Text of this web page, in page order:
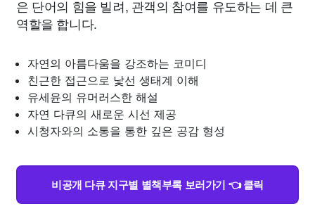
은 단어의 힘을 빌려, 관객의 참여를 유도하는 데 큰
역할을 합니다.
자연의 아름다움을 강조하는 코미디
친근한 접근으로 낯선 생태계 이해
유세윤의 유머러스한 해설
자연 다큐의 새로운 시선 제공
시청자와의 소통을 통한 깊은 공감 형성
비공개 다큐 지구별 별책부록 보러가기 👈 클릭